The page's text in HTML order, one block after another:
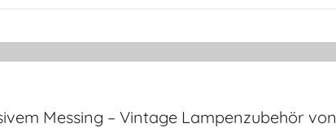
Messing – Vintage Lampenzubehör von